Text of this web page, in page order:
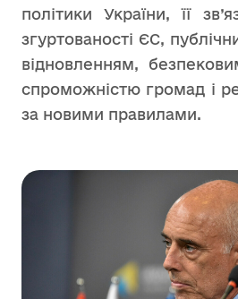
політики України, її
згуртованості ЄС,
відновленням,
спроможністю громад і
за новими правилами.